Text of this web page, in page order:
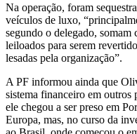
Na operação, foram
veículos de luxo,
segundo o delegado, somam
leiloados para serem
lesadas pela organização”.
A PF informou ainda que
sistema financeiro em outros
ele chegou a ser preso em
Europa, mas, no curso da